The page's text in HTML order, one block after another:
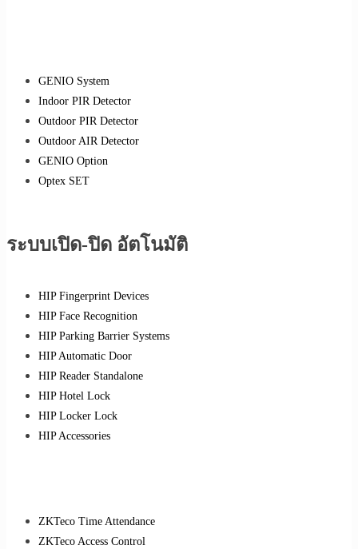
GENIO System
Indoor PIR Detector
Outdoor PIR Detector
Outdoor AIR Detector
GENIO Option
Optex SET
ระบบเปิด-ปิด อัตโนมัติ
HIP Fingerprint Devices
HIP Face Recognition
HIP Parking Barrier Systems
HIP Automatic Door
HIP Reader Standalone
HIP Hotel Lock
HIP Locker Lock
HIP Accessories
ZKTeco Time Attendance
ZKTeco Access Control